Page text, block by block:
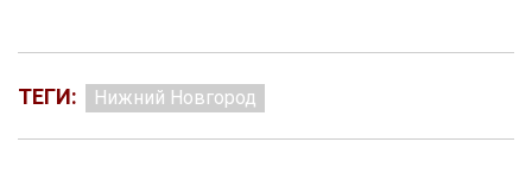
ТЕГИ: Нижний Новгород